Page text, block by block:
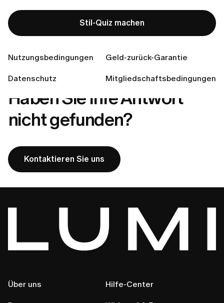
Stil-Quiz machen
Nutzungsbedingungen Geld-zurück-Garantie
Datenschutz Mitgliedschaftsbedingungen
Muss ich für den Rückversand bezahlen?
In welche Länder liefern wir?
Haben Sie Ihre Antwort
nicht gefunden?
Kontaktieren Sie uns
Über uns Hilfe-Center